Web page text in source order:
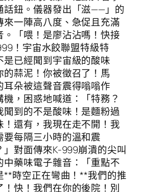
話鈕。儀器發出「滋——」的
來一陣高八度、急促且充滿
。「喂！是廖沾沾嗎！快接
！宇宙水餃聯盟特級特
是已經聞到宇宙級的酸味
的蒜泥！你被徵召了！馬
耳朵被這聲音震得嗡嗡作
，困惑地喊道：「特務？
聞到的不是酸味！是麵粉過
！還有，我現在走不開！我
要每隔三小時的溫和震
」對面傳來K-999崩潰的尖叫
中藥味電子雜音：「重點不
**時空正在彎曲！**我們的推
！快！我們在你的後院！別